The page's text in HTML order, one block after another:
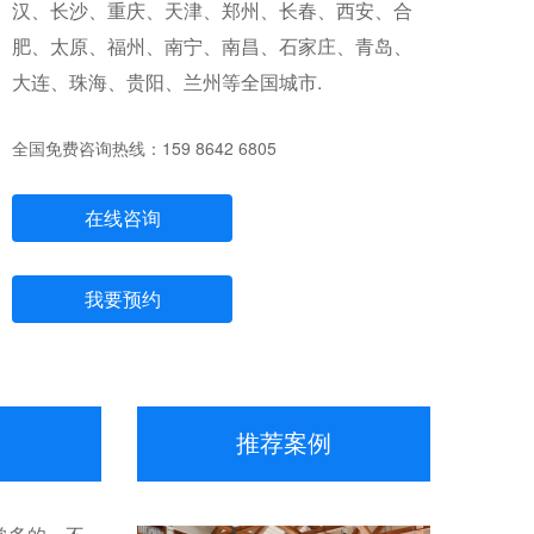
汉、长沙、重庆、天津、郑州、长春、西安、合
肥、太原、福州、南宁、南昌、石家庄、青岛、
大连、珠海、贵阳、兰州等全国城市.
全国免费咨询热线：159 8642 6805
在线咨询
我要预约
推荐案例